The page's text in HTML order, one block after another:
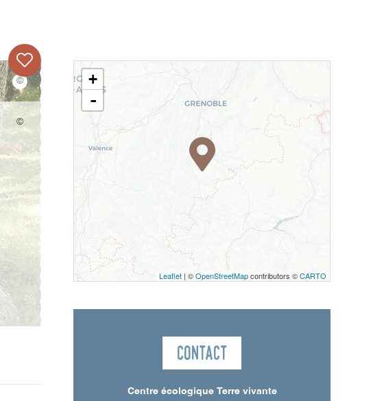
+
-
Leaflet | ©OpenStreetMapcontributors ©CARTO
Contact
Centre écologique Terre vivante